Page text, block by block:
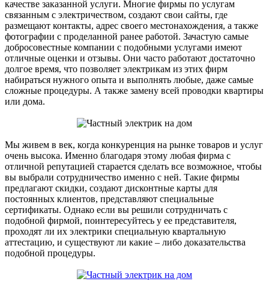
качестве заказанной услуги. Многие фирмы по услугам
связанным с электричеством, создают свои сайты, где
размещают контакты, адрес своего местонахождения, а также
фотографии с проделанной ранее работой. Зачастую самые
добросовестные компании с подобными услугами имеют
отличные оценки и отзывы. Они часто работают достаточно
долгое время, что позволяет электрикам из этих фирм
набираться нужного опыта и выполнять любые, даже самые
сложные процедуры. А также замену всей проводки квартиры
или дома.
Мы живем в век, когда конкуренция на рынке товаров и услуг
очень высока. Именно благодаря этому любая фирма с
отличной репутацией старается сделать все возможное, чтобы
вы выбрали сотрудничество именно с ней. Такие фирмы
предлагают скидки, создают дисконтные карты для
постоянных клиентов, представляют специальные
сертификаты. Однако если вы решили сотрудничать с
подобной фирмой, поинтересуйтесь у ее представителя,
проходят ли их электрики специальную квартальную
аттестацию, и существуют ли какие – либо доказательства
подобной процедуры.